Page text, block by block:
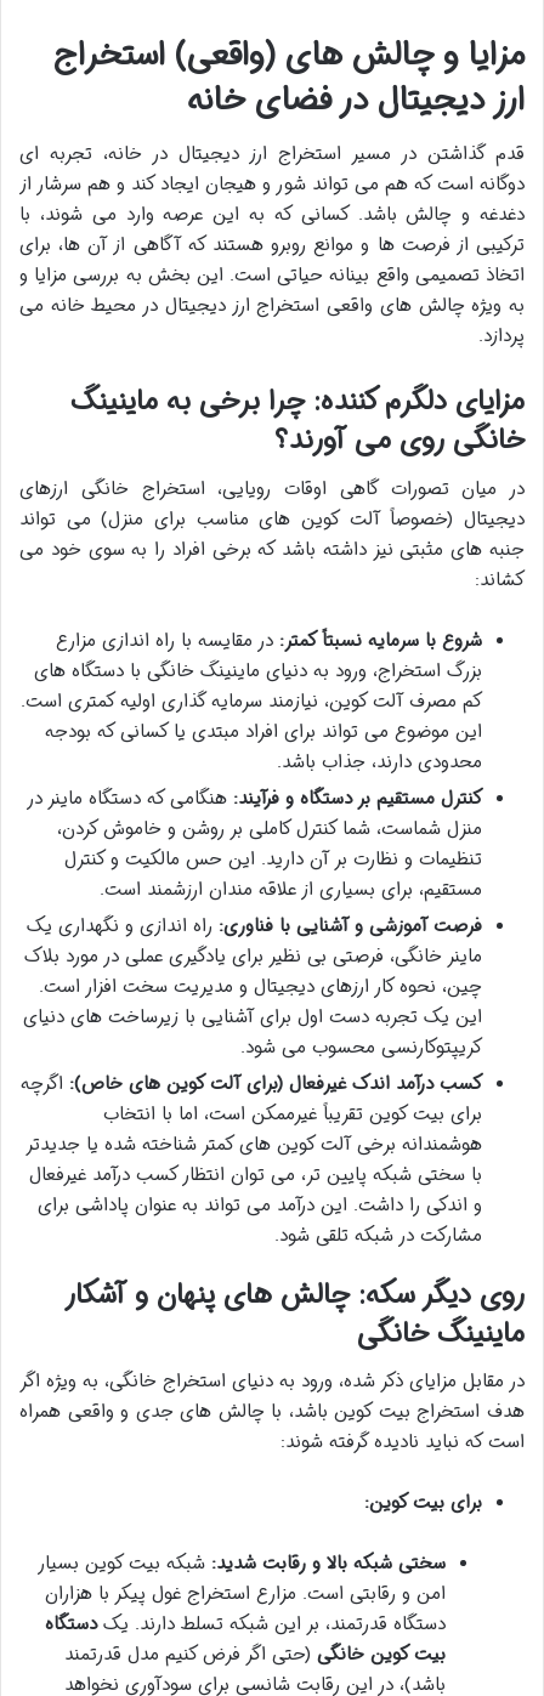
مزایا و چالش های (واقعی) استخراج
ارز دیجیتال در فضای خانه
قدم گذاشتن در مسیر استخراج ارز دیجیتال در خانه، تجربه ای
دوگانه است که هم می تواند شور و هیجان ایجاد کند و هم سرشار از
دغدغه و چالش باشد. کسانی که به این عرصه وارد می شوند، با
ترکیبی از فرصت ها و موانع روبرو هستند که آگاهی از آن ها، برای
اتخاذ تصمیمی واقع بینانه حیاتی است. این بخش به بررسی مزایا و
به ویژه چالش های واقعی استخراج ارز دیجیتال در محیط خانه می
پردازد.
مزایای دلگرم کننده: چرا برخی به ماینینگ
خانگی روی می آورند؟
در میان تصورات گاهی اوقات رویایی، استخراج خانگی ارزهای
دیجیتال (خصوصاً آلت کوین های مناسب برای منزل) می تواند
جنبه های مثبتی نیز داشته باشد که برخی افراد را به سوی خود می
کشاند:
شروع با سرمایه نسبتاً کمتر: در مقایسه با راه اندازی مزارع
بزرگ استخراج، ورود به دنیای ماینینگ خانگی با دستگاه های
کم مصرف آلت کوین، نیازمند سرمایه گذاری اولیه کمتری است.
این موضوع می تواند برای افراد مبتدی یا کسانی که بودجه
محدودی دارند، جذاب باشد.
کنترل مستقیم بر دستگاه و فرآیند: هنگامی که دستگاه ماینر در
منزل شماست، شما کنترل کاملی بر روشن و خاموش کردن،
تنظیمات و نظارت بر آن دارید. این حس مالکیت و کنترل
مستقیم، برای بسیاری از علاقه مندان ارزشمند است.
فرصت آموزشی و آشنایی با فناوری: راه اندازی و نگهداری یک
ماینر خانگی، فرصتی بی نظیر برای یادگیری عملی در مورد بلاک
چین، نحوه کار ارزهای دیجیتال و مدیریت سخت افزار است.
این یک تجربه دست اول برای آشنایی با زیرساخت های دنیای
کریپتوکارنسی محسوب می شود.
کسب درآمد اندک غیرفعال (برای آلت کوین های خاص): اگرچه
برای بیت کوین تقریباً غیرممکن است، اما با انتخاب
هوشمندانه برخی آلت کوین های کمتر شناخته شده یا جدیدتر
با سختی شبکه پایین تر، می توان انتظار کسب درآمد غیرفعال
و اندکی را داشت. این درآمد می تواند به عنوان پاداشی برای
مشارکت در شبکه تلقی شود.
روی دیگر سکه: چالش های پنهان و آشکار
ماینینگ خانگی
در مقابل مزایای ذکر شده، ورود به دنیای استخراج خانگی، به ویژه اگر
هدف استخراج بیت کوین باشد، با چالش های جدی و واقعی همراه
است که نباید نادیده گرفته شوند:
برای بیت کوین:
سختی شبکه بالا و رقابت شدید: شبکه بیت کوین بسیار
امن و رقابتی است. مزارع استخراج غول پیکر با هزاران
دستگاه قدرتمند، بر این شبکه تسلط دارند. یکدستگاه
بیت کوین خانگی (حتی اگر فرض کنیم مدل قدرتمند
باشد)، در این رقابت شانسی برای سودآوری نخواهد